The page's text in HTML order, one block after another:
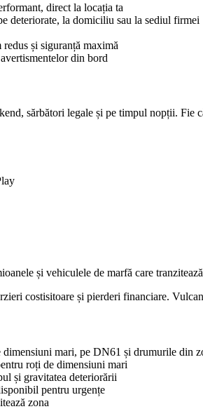
direct la locația ta
deteriorate, la domiciliu sau la sediul firmei
redus și siguranță maximă
din bord
sărbători legale și pe timpul nopții. Fie
și vehiculele de marfă care
costisitoare și pierderi financiare.
mari, pe DN61 și drumurile din
roți de dimensiuni mari
și gravitatea deteriorării
pentru urgențe
zona